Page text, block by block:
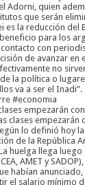
empezarán